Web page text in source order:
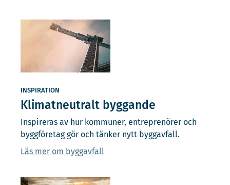
INSPIRATION
Klimatneutralt byggande
Inspireras av hur kommuner, entreprenörer och
byggföretag gör och tänker nytt byggavfall.
Läs mer om byggavfall